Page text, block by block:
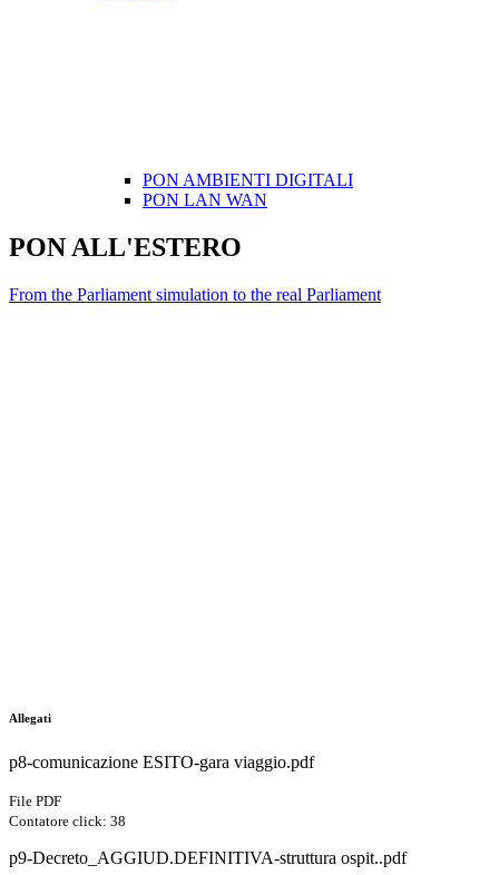
PON AMBIENTI DIGITALI
PON LAN WAN
PON ALL'ESTERO
From the Parliament simulation to the real Parliament
Allegati
p8-comunicazione ESITO-gara viaggio.pdf
File PDF
Contatore click: 38
p9-Decreto_AGGIUD.DEFINITIVA-struttura ospit..pdf